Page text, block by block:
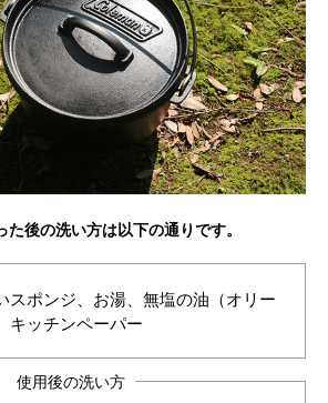
後の洗い方は以下の通りです。
スポンジ、お湯、無塩の油（オリー
キッチンペーパー
使用後の洗い方